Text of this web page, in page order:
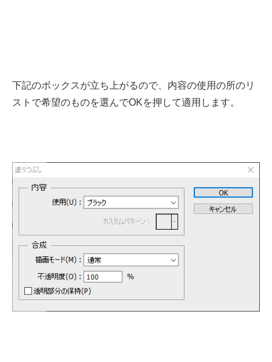
下記のボックスが立ち上がるので、内容の使用の所のリ
ストで希望のものを選んでOKを押して適用します。